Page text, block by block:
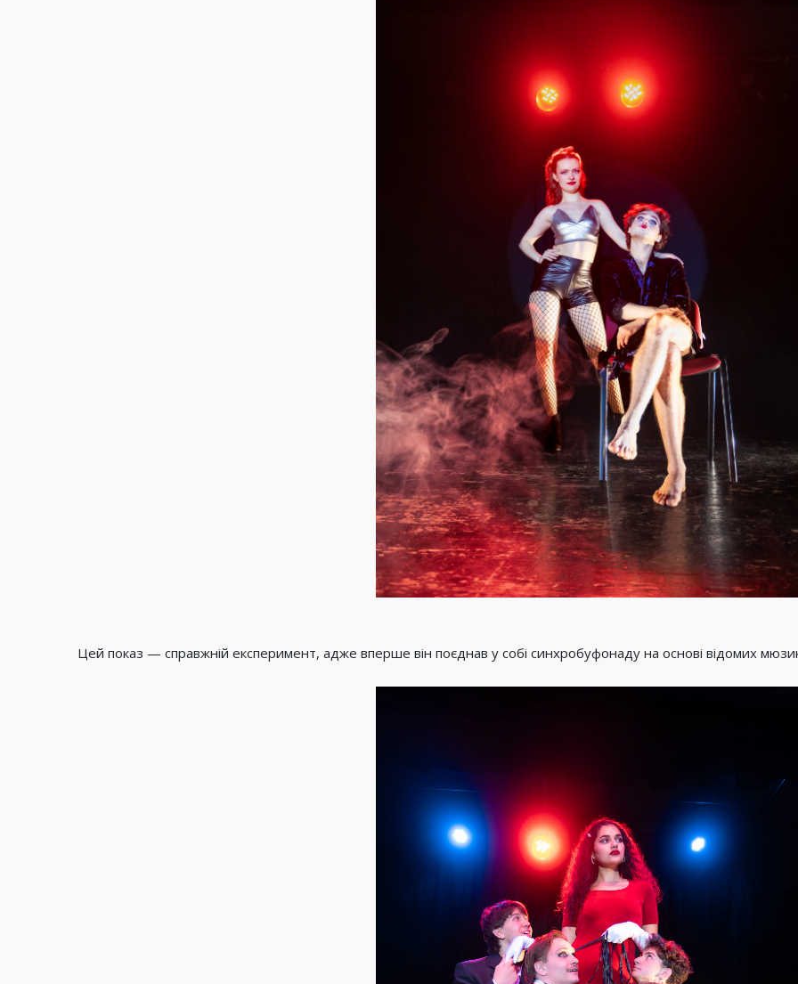
Цей показ — справжній експеримент, адже вперше він поєднав у собі синхробуфонаду на основі відомих